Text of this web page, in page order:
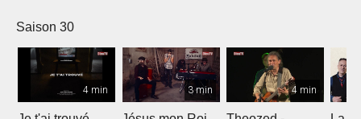
Saison 30
4 min 3 min 4 min